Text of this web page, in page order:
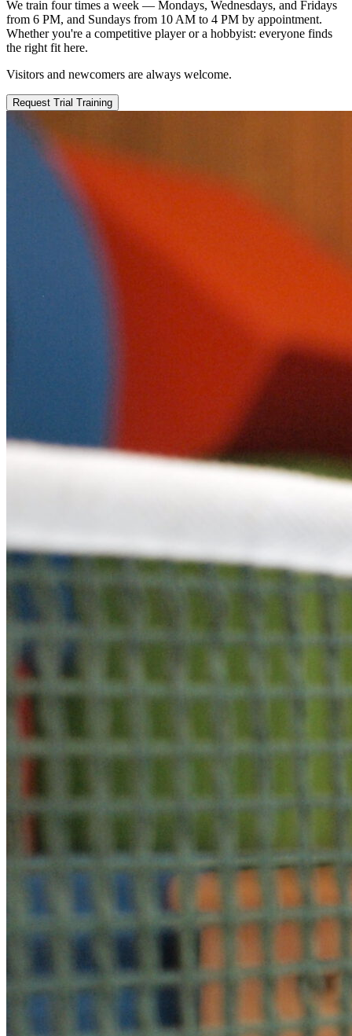
We train four times a week — Mondays, Wednesdays, and Fridays
from 6 PM, and Sundays from 10 AM to 4 PM by appointment.
Whether you're a competitive player or a hobbyist: everyone finds
the right fit here.
Visitors and newcomers are always welcome.
Request Trial Training